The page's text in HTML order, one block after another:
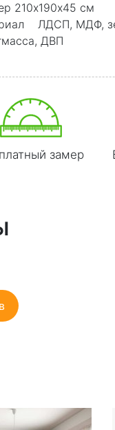
210х190х45 см
ЛДСП, МДФ,
ДВП
замер